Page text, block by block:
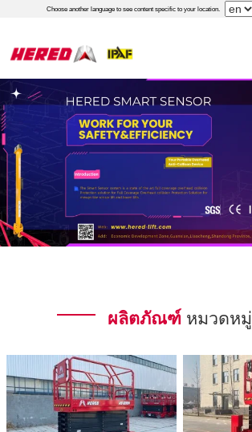
Choose another language to see content specific to your location.
ผลิตภัณฑ์ หมวดหมู่